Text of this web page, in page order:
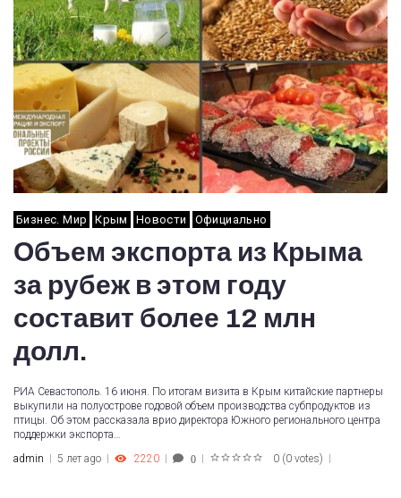
Бизнес. Мир Крым Новости Официально
Объем экспорта из Крыма
за рубеж в этом году
составит более 12 млн
долл.
РИА Севастополь. 16 июня. По итогам визита в Крым китайские партнеры
выкупили на полуострове годовой объем производства субпродуктов из
птицы. Об этом рассказала врио директора Южного регионального центра
поддержки экспорта…
admin
5 лет ago 2220 0 0 (0 votes)